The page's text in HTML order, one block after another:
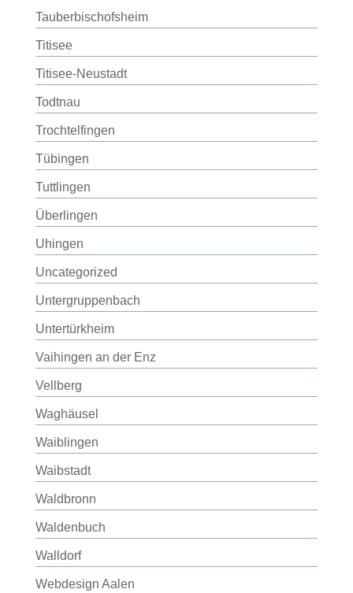
Tauberbischofsheim
Titisee
Titisee-Neustadt
Todtnau
Trochtelfingen
Tübingen
Tuttlingen
Überlingen
Uhingen
Uncategorized
Untergruppenbach
Untertürkheim
Vaihingen an der Enz
Vellberg
Waghäusel
Waiblingen
Waibstadt
Waldbronn
Waldenbuch
Walldorf
Webdesign Aalen